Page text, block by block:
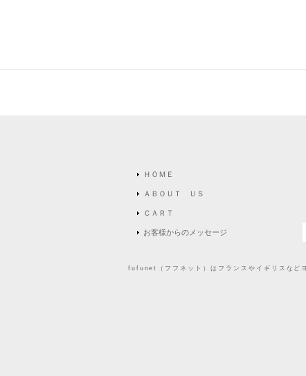
ＨＯＭＥ
ＡＢＯＵＴ ＵＳ
ＣＡＲＴ
お客様からのメッセージ
fufunet（フフネット）はフランスやイギリスなど